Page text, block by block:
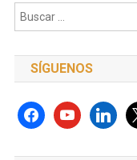
SÍGUENOS
facebookyoutubelinkedinx